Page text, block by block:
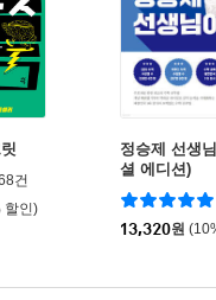
건
할인)
정승제 선생
셜 에디션)
13,320원